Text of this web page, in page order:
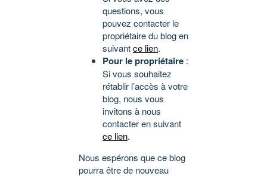
questions, vous
pouvez contacter le
propriétaire du blog en
suivantce lien.
Pour le propriétaire :
Si vous souhaitez
rétablir l’accès à votre
blog, nous vous
invitons à nous
contacter en suivant
ce lien.
Nous espérons que ce blog
pourra être de nouveau